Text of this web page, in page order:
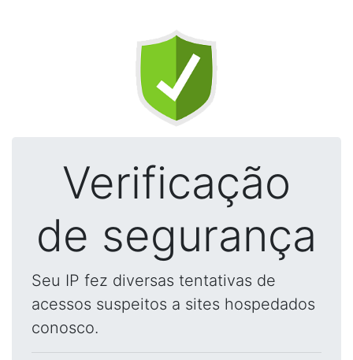
Verificação
de segurança
Seu IP fez diversas tentativas de
acessos suspeitos a sites hospedados
conosco.